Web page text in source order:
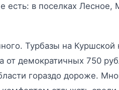
есть: в поселках Лесное,
Турбазы на Куршской
демократичных 750
гораздо дороже.